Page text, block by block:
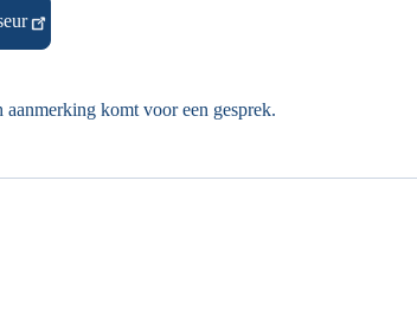
komt voor een gesprek.